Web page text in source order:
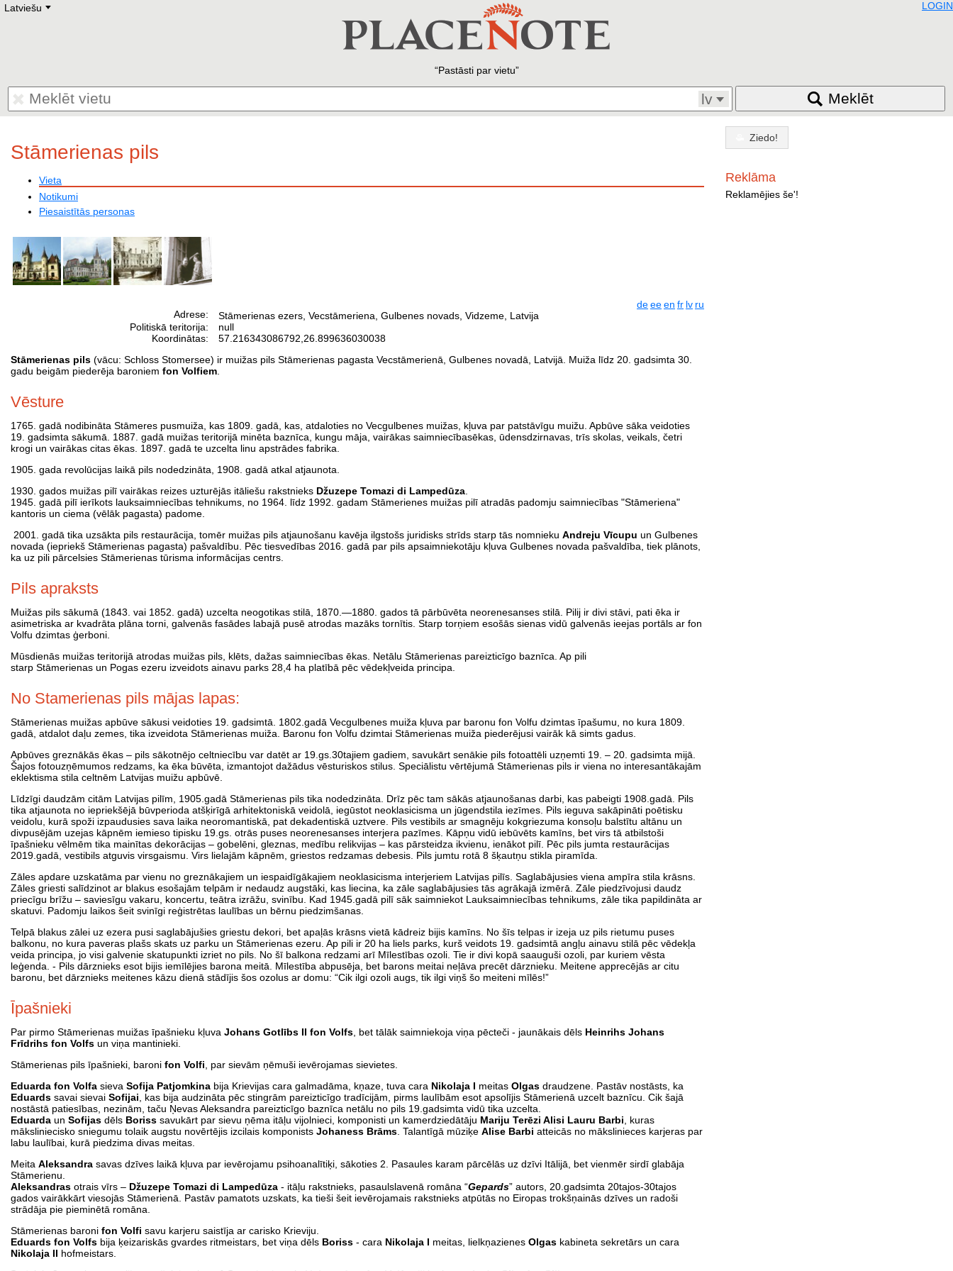
Latviešu E
Deutsch
Polski
Hebrew
LOGIN
Pastāsti par vietu
lv Meklēt
Stāmerienas pils
Vieta
Notikumi
Piesaistītās personas
deeeen fr lv ru
Adrese:
Stāmerienas ezers, Vecstāmeriena, Gulbenes novads, Vidzeme, Latvija
Politiskā teritorija:
null
Koordinātas:
57.216343086792 26.899636030038
Stāmerienas pils (vācu: Schloss Stomersee) ir muižas pils Stāmerienas pagasta Vecstāmerienā, Gulbenes novadā, Latvijā. Muiža līdz 20. gadsimta 30.
gadu beigām piederēja baroniem fon Volfiem
Vēsture
1765. gadā nodibināta Stāmeres pusmuiža, kas 1809. gadā, kas, atdaloties no Vecgulbenes muižas, kļuva par patstāvīgu muižu. Apbūve sāka veidoties
19. gadsimta sākumā. 1887. gadā muižas teritorijā minēta baznīca, kungu māja, vairākas saimniecībasēkas, ūdensdzirnavas, trīs skolas, veikals, četri
krogi un vairākas citas ēkas. 1897. gadā te uzcelta linu apstrādes fabrika.
1905. gada revolūcijas laikā pils nodedzināta, 1908. gadā atkal atjaunota.
1930. gados muižas pilī vairākas reizes uzturējās itāliešu rakstnieks Džuzepe Tomazi di Lampedūza
1945. gadā pilī ierīkots lauksaimniecības tehnikums, no 1964. līdz 1992. gadam Stāmerienes muižas pilī atradās padomju saimniecības "Stāmeriena"
kantoris un ciema (vēlāk pagasta) padome.
2001. gadā tika uzsākta pils restaurācija, tomēr muižas pils atjaunošanu kavēja ilgstošs juridisks strīds starp tās nomnieku Andreju Vīcupu un Gulbenes
novada (iepriekš Stāmerienas pagasta) pašvaldību. Pēc tiesvedības 2016. gadā par pils apsaimniekotāju kļuva Gulbenes novada pašvaldība, tiek plānots,
ka uz pili pārcelsies Stāmerienas tūrisma informācijas centrs.
Pils apraksts
Muižas pils sākumā (1843. vai 1852. gadā) uzcelta neogotikas stilā, 1870.—1880. gados tā pārbūvēta neorenesanses stilā. Pilij ir divi stāvi, pati ēka ir
asimetriska ar kvadrāta plāna torni, galvenās fasādes labajā pusē atrodas mazāks tornītis. Starp torņiem esošās sienas vidū galvenās ieejas portāls ar fon
Volfu dzimtas ģerboni.
Mūsdienās muižas teritorijā atrodas muižas pils, klēts, dažas saimniecības ēkas. Netālu Stāmerienas pareizticīgo baznīca. Ap pili
starp Stāmerienas un Pogas ezeru izveidots ainavu parks 28,4 ha platībā pēc vēdekļveida principa.
No Stamerienas pils mājas lapas:
Stāmerienas muižas apbūve sākusi veidoties 19. gadsimtā. 1802.gadā Vecgulbenes muiža kļuva par baronu fon Volfu dzimtas īpašumu, no kura 1809.
gadā, atdalot daļu zemes, tika izveidota Stāmerienas muiža. Baronu fon Volfu dzimtai Stāmerienas muiža piederējusi vairāk kā simts gadus.
Apbūves greznākās ēkas – pils sākotnējo celtniecību var datēt ar 19.gs.30tajiem gadiem, savukārt senākie pils fotoattēli uzņemti 19. – 20. gadsimta mijā.
Šajos fotouzņēmumos redzams, ka ēka būvēta, izmantojot dažādus vēsturiskos stilus. Speciālistu vērtējumā Stāmerienas pils ir viena no interesantākajām
eklektisma stila celtnēm Latvijas muižu apbūvē.
Līdzīgi daudzām citām Latvijas pilīm, 1905.gadā Stāmerienas pils tika nodedzināta. Drīz pēc tam sākās atjaunošanas darbi, kas pabeigti 1908.gadā. Pils
tika atjaunota no iepriekšējā būvperioda atšķirīgā arhitektoniskā veidolā, iegūstot neoklasicisma un jūgendstila iezīmes. Pils ieguva sakāpināti poētisku
veidolu, kurā spoži izpaudusies sava laika neoromantiskā, pat dekadentiskā uztvere. Pils vestibils ar smagnēju kokgriezuma konsoļu balstītu altānu un
divpusējām uzejas kāpnēm iemieso tipisku 19.gs. otrās puses neorenesanses interjera pazīmes. Kāpņu vidū iebūvēts kamīns, bet virs tā atbilstoši
īpašnieku vēlmēm tika mainītas dekorācijas – gobelēni, gleznas, medību relikvijas – kas pārsteidza ikvienu, ienākot pilī. Pēc pils jumta restaurācijas
2019.gadā, vestibils atguvis virsgaismu. Virs lielajām kāpnēm, griestos redzamas debesis. Pils jumtu rotā 8 šķautņu stikla piramīda.
Zāles apdare uzskatāma par vienu no greznākajiem un iespaidīgākajiem neoklasicisma interjeriem Latvijas pilīs. Saglabājusies viena ampīra stila krāsns.
Zāles griesti salīdzinot ar blakus esošajām telpām ir nedaudz augstāki, kas liecina, ka zāle saglabājusies tās agrākajā izmērā. Zāle piedzīvojusi daudz
priecīgu brīžu – saviesīgu vakaru, koncertu, teātra izrāžu, svinību. Kad 1945.gadā pilī sāk saimniekot Lauksaimniecības tehnikums, zāle tika papildināta ar
skatuvi. Padomju laikos šeit svinīgi reģistrētas laulības un bērnu piedzimšanas.
Telpā blakus zālei uz ezera pusi saglabājušies griestu dekori, bet apaļās krāsns vietā kādreiz bijis kamīns. No šīs telpas ir izeja uz pils rietumu puses
balkonu, no kura paveras plašs skats uz parku un Stāmerienas ezeru. Ap pili ir 20 ha liels parks, kurš veidots 19. gadsimtā angļu ainavu stilā pēc vēdekļa
veida principa, jo visi galvenie skatupunkti izriet no pils. No šī balkona redzami arī Mīlestības ozoli. Tie ir divi kopā saauguši ozoli, par kuriem vēsta
leģenda. - Pils dārznieks esot bijis iemīlējies barona meitā. Mīlestība abpusēja, bet barons meitai neļāva precēt dārznieku. Meitene apprecējās ar citu
baronu, bet dārznieks meitenes kāzu dienā stādījis šos ozolus ar domu: “Cik ilgi ozoli augs, tik ilgi viņš šo meiteni mīlēs!”
Īpašnieki
Par pirmo Stāmerienas muižas īpašnieku kļuva Johans Gotlībs II fon Volfs , bet tālāk saimniekoja viņa pēcteči - jaunākais dēls Heinrihs Johans
Frīdrihs fon Volfs un viņa mantinieki.
Stāmerienas pils īpašnieki, baroni fon Volfi , par sievām ņēmuši ievērojamas sievietes.
Eduarda fon Volfa sieva Sofija Patjomkina bija Krievijas cara galmadāma, kņaze, tuva cara Nikolaja I meitas Olgas draudzene. Pastāv nostāsts, ka
Eduards savai sievai Sofijai , kas bija audzināta pēc stingrām pareizticīgo tradīcijām, pirms laulībām esot apsolījis Stāmerienā uzcelt baznīcu. Cik šajā
nostāstā patiesības, nezinām, taču Ņevas Aleksandra pareizticīgo baznīca netālu no pils 19.gadsimta vidū tika uzcelta.
Eduarda un Sofijas dēls Boriss savukārt par sievu ņēma itāļu vijolnieci, komponisti un kamerdziedātāju Mariju Terēzi Alisi Lauru Barbi , kuras
māksliniecisko sniegumu tolaik augstu novērtējis izcilais komponists Johaness Brāms . Talantīgā mūziķe Alise Barbi atteicās no mākslinieces karjeras par
labu laulībai, kurā piedzima divas meitas.
Meita Aleksandra savas dzīves laikā kļuva par ievērojamu psihoanalītiķi, sākoties 2. Pasaules karam pārcēlās uz dzīvi Itālijā, bet vienmēr sirdī glabāja
Stāmerienu.
Aleksandras otrais vīrs – Džuzepe Tomazi di Lampedūza - itāļu rakstnieks, pasaulslavenā romāna “Gepards” autors, 20.gadsimta 20tajos-30tajos
gados vairākkārt viesojās Stāmerienā. Pastāv pamatots uzskats, ka tieši šeit ievērojamais rakstnieks atpūtās no Eiropas trokšņainās dzīves un radoši
strādāja pie pieminētā romāna.
Stāmerienas baroni fon Volfi savu karjeru saistīja ar carisko Krieviju.
Eduards fon Volfs bija ķeizariskās gvardes ritmeistars, bet viņa dēls Boriss - cara Nikolaja I meitas, lielkņazienes Olgas kabineta sekretārs un cara
Nikolaja II hofmeistars.
Ziedo!
Reklāma
Reklamējies še'!